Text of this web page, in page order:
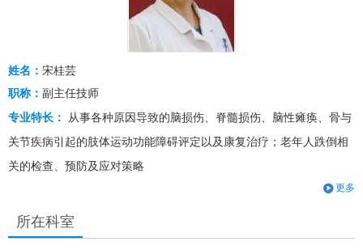
姓名： 宋桂芸
职称： 副主任技师
专业特长：
从事各种原因导致的脑损伤、脊髓损伤、脑性瘫痪、骨与
关节疾病引起的肢体运动功能障碍评定以及康复治疗；老年人跌倒相
关的检查、预防及应对策略
更多
所在科室